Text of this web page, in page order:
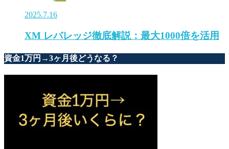
2025.7.16
XM レバレッジ徹底解説：最大1000倍を活用
資金1万円→3ヶ月後どうなる？